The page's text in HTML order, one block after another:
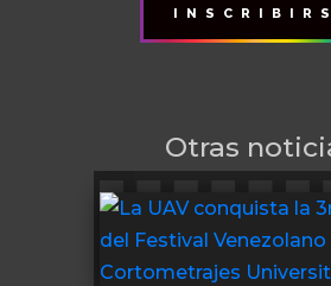
I N S C R I B I R
Otras